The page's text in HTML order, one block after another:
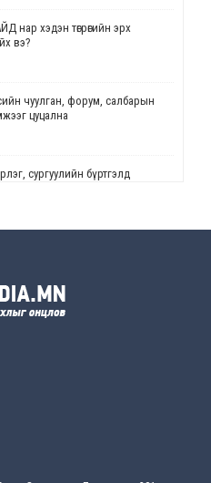
нар хэдэн төгрөгийн эрх
вэ?
чуулган, форум, салбарын
цуцална
сургуулийн бүртгэлд